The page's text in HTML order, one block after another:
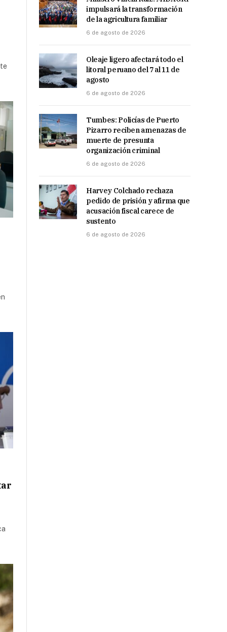
impulsará la transformación
de la agricultura familiar
6 de agosto de 2026
Oleaje ligero afectará todo el
litoral peruano del 7 al 11 de
agosto
6 de agosto de 2026
Tumbes: Policías de Puerto
Pizarro reciben amenazas de
muerte de presunta
organización criminal
6 de agosto de 2026
Harvey Colchado rechaza
pedido de prisión y afirma que
acusación fiscal carece de
sustento
6 de agosto de 2026